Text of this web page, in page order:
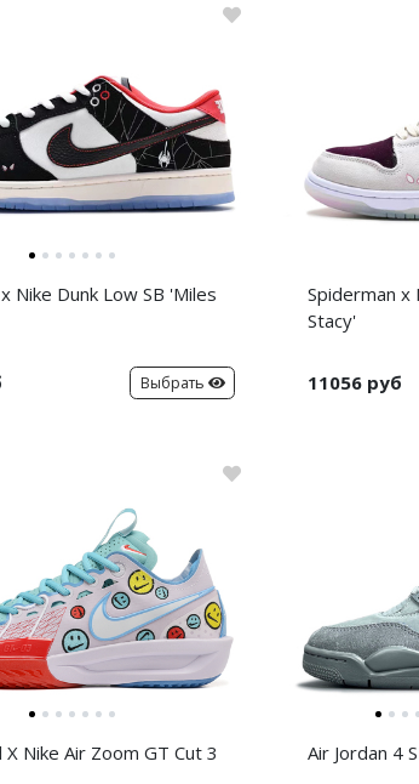
Nike Dunk Low SB 'Miles
Выбрать
Spiderman x
Stacy'
11056 руб
X Nike Air Zoom GT Cut 3
Air Jordan 4